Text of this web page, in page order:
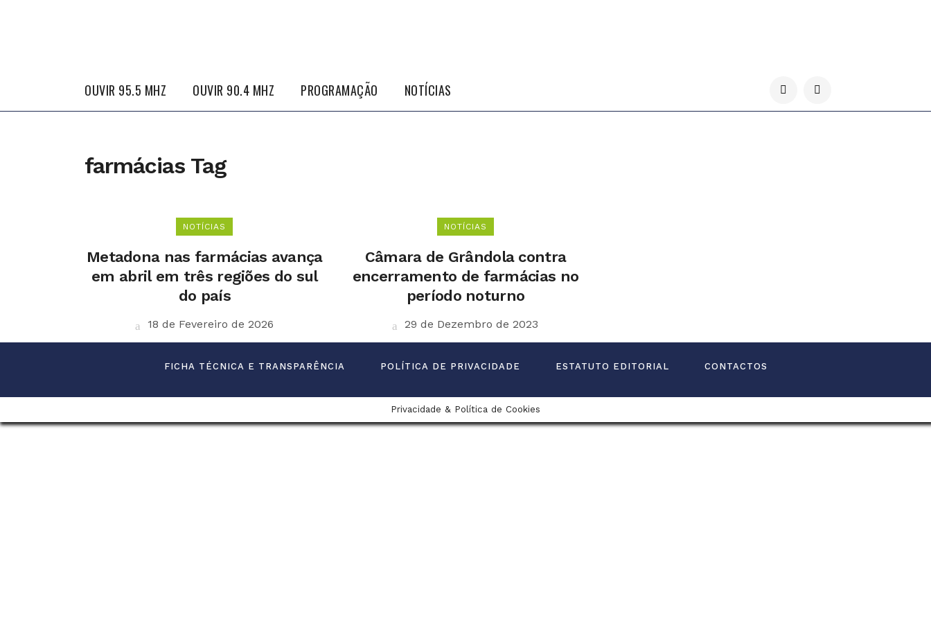
OUVIR 95.5 MHZ OUVIR 90.4 MHZ PROGRAMAÇÃO NOTÍCIAS
farmácias Tag
NOTÍCIAS
Metadona nas farmácias avança
em abril em três regiões do sul
do país
18 de Fevereiro de 2026
NOTÍCIAS
Câmara de Grândola contra
encerramento de farmácias no
período noturno
29 de Dezembro de 2023
FICHA TÉCNICA E TRANSPARÊNCIA POLÍTICA DE PRIVACIDADE ESTATUTO EDITORIAL CONTACTOS
Privacidade & Política de Cookies